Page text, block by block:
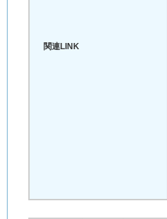
関連LINK